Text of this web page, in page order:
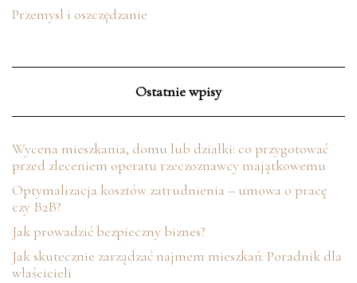
Przemysł i oszczędzanie
Ostatnie wpisy
Wycena mieszkania, domu lub działki: co przygotować
przed zleceniem operatu rzeczoznawcy majątkowemu
Optymalizacja kosztów zatrudnienia – umowa o pracę
czy B2B?
Jak prowadzić bezpieczny biznes?
Jak skutecznie zarządzać najmem mieszkań: Poradnik dla
właścicieli